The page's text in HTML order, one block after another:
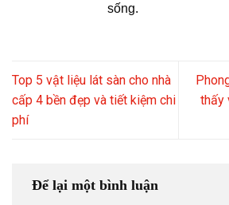
sống.
Top 5 vật liệu lát sàn cho nhà
cấp 4 bền đẹp và tiết kiệm chi
phí
thấy
Để lại một bình luận